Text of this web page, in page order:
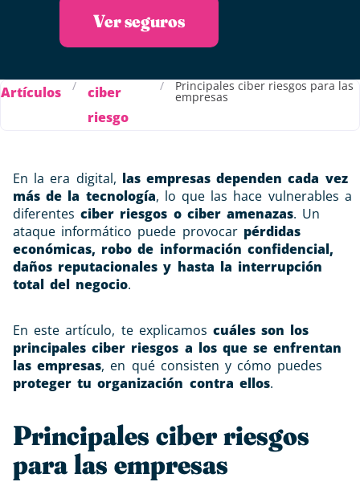
Ver seguros
Artículos /
ciber
riesgo
/ Principales ciber riesgos para las
empresas
En la era digital, las empresas dependen cada vez
más de la tecnología, lo que las hace vulnerables a
diferentesciber riesgos o ciber amenazas. Un
ataque informático puede provocar pérdidas
económicas, robo de información confidencial,
daños reputacionales y hasta la interrupción
total del negocio.
En este artículo, te explicamos cuáles son los
principales ciber riesgos a los que se enfrentan
las empresas, en qué consisten y cómo puedes
proteger tu organización contra ellos.
Principales ciber riesgos
para las empresas